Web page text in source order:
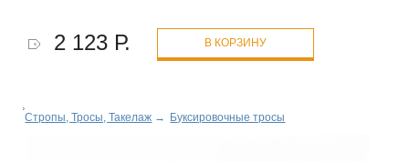
2 123 Р. В КОРЗИНУ
Стропы, Тросы, Такелаж → Буксировочные тросы